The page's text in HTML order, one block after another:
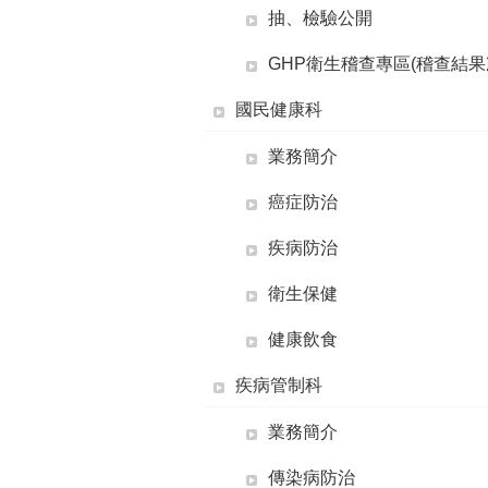
抽、檢驗公開
GHP衛生稽查專區(稽查結
國民健康科
業務簡介
癌症防治
疾病防治
衛生保健
健康飲食
疾病管制科
業務簡介
傳染病防治